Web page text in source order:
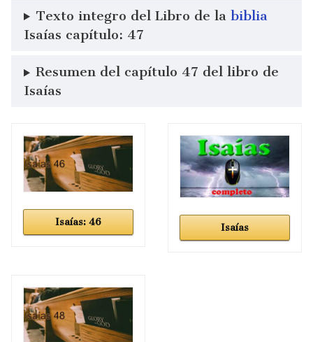
Texto integro del Libro de la biblia
Isaías capítulo: 47
Resumen del capítulo 47 del libro de
Isaías
Isaías: 46 Isaías